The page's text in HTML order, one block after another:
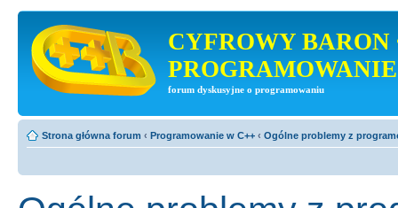
CYFROWY BARON
PROGRAMOWANIE
forum dyskusyjne o programowaniu
Strona główna forum ‹ Programowanie w C++ ‹ Ogólne problemy z